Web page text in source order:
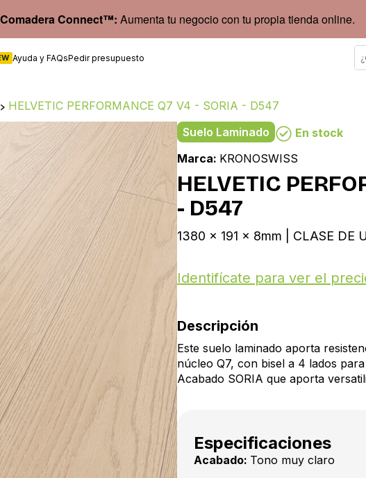
Comadera Connect™: Aumenta tu negocio con tu propia tienda online.
Ayuda y FAQsPedir presupuesto
> HELVETIC PERFORMANCE Q7 V4 - SORIA - D547
Suelo Laminado
En stock
Marca: KRONOSWISS
HELVETIC
- D547
1380 x 191 x 8mm | CLASE DE
Identifícate para ver el
Descripción
Este suelo laminado aporta
núcleo Q7, con bisel a 4 lados
Acabado SORIA que aporta
Especificaciones
Acabado: Tono muy claro